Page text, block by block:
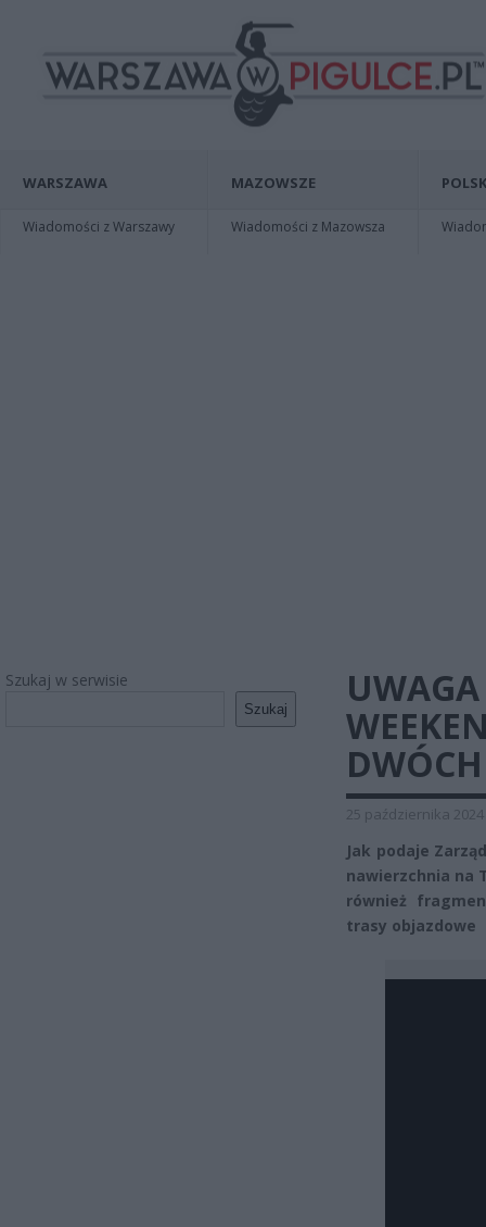
WARSZAWA
Wiadomości z Warszawy
MAZOWSZE
Wiadomości z Mazowsza
Szukaj w serwisie
Szukaj
25 października 2024
Jak podaje
nawierzchnia na
również
trasy objazdowe